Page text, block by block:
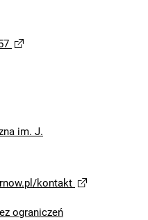
im. J.
kontakt
ograniczeń